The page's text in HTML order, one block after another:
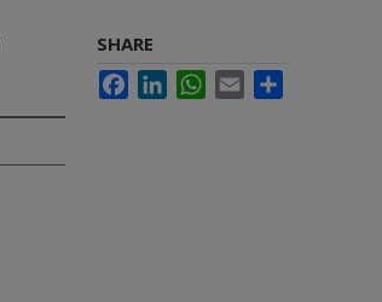
SHARE
FacebookLinkedInWhatsApp
Email